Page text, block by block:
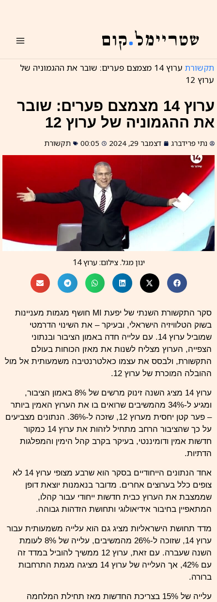
תקשורת
ערוץ 14 מצמצם פערים: שובר את ההגמוניה של
ערוץ 12
ערוץ 14 מצמצם פערים: שובר
את ההגמוניה של ערוץ 12
נתי פרידברג דצמבר 29, 2024 00:05 תקשורת
ינון מגל. צילום: ערוץ 14
סקר התקשורת השנתי של יפעת MI חושף מגמות מעניינות
בשוק הטלוויזיה הישראלי, ובעיקר – את השינוי הדרמטי
שמוביל ערוץ 14. עם עלייה חדה באמון הציבור ובנתוני
הצפייה, הערוץ מצליח לשנות את מאזן הכוחות בעולם
התקשורת, ולבסס את עצמו כאלטרנטיבה משמעותית אל מול
ההובלה המוכרת של ערוץ 12.
ערוץ 14 מציג השנה זינוק מרשים של 8% באמון הציבור,
ומגיע ל-34% מהמשיבים שרואים בו את הערוץ האמין ביותר
– פער קטן יחסית מערוץ 12, שזכה ל-36%. הנתונים מצביעים
על כך שהציבור הרחב מתחיל לזהות את ערוץ 14 כמקור
חדשות אמין ודומיננטי, בעיקר בקרב קהל הימין והמפלגות
הדתיות.
אחד הנתונים הייחודיים בסקר הוא שרבע מצופי ערוץ 14 לא
צופים כלל בערוצים אחרים. מדובר בנאמנות יוצאת דופן
שממצבת את הערוץ כבית חדשות ייחודי עבור קהלו,
המתאפיין בחיבור אידיאולוגי ותחושת הזדהות גבוהה.
מדד תחושת הישראליות מציג גם הוא עלייה משמעותית עבור
ערוץ 14, שזוכה ל-26% מהמשיבים, עלייה של 8% לעומת
השנה שעברה. עם זאת, ערוץ 12 ממשיך להוביל במדד זה
עם 42%, אך העלייה של ערוץ 14 מציגה מגמת התרחבות
ברורה.
עלייה של 15% בצריכת החדשות מאז תחילת המלחמה